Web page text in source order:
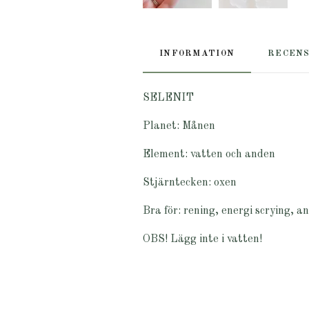
INFORMATION
SELENIT
Planet: Månen
Element: vatten och anden
Stjärntecken: oxen
Bra för: rening, energi scrying,
OBS! Lägg inte i vatten!